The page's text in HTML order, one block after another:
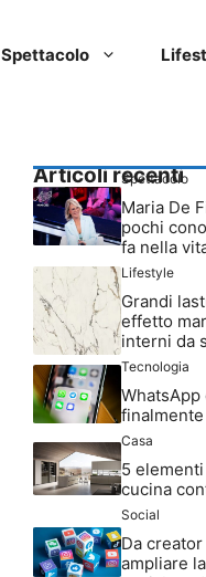
Spettacolo
Articoli recenti
Spettacolo
Maria De
pochi
fa nella
Lifestyle
Grandi
effetto
interni da
Tecnologia
Casa
5
cucina
Social
Da
ampliare